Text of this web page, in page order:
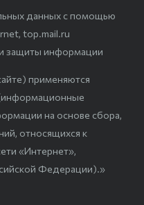
данных с помощью
top.mail.ru
защиты информации
применяются
на основе сбора,
относящихся к
«Интернет»,
Федерации).»